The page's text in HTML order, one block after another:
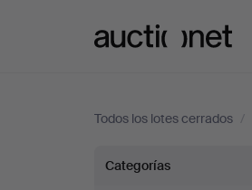
Todos los lotes cerrados /
Sofás
Categorías